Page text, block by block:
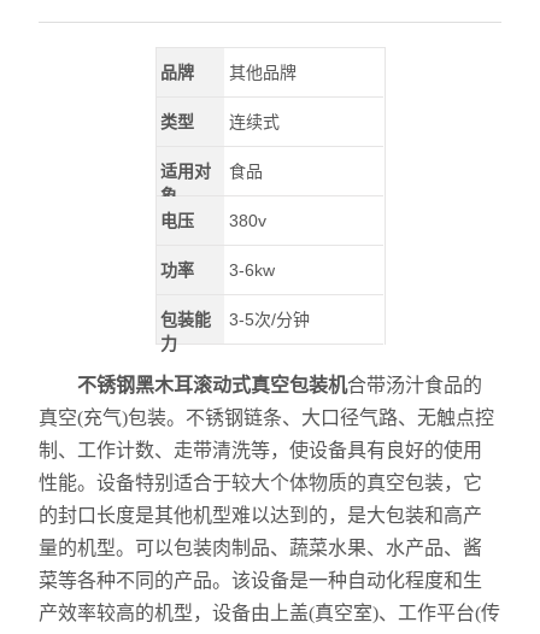
品牌 其他品牌
类型 连续式
适用对
象
食品
电压 380v
功率 3-6kw
包装能
力
3-5次/分钟
不锈钢黑木耳滚动式真空包装机合带汤汁食品的
真空(充气)包装。不锈钢链条、大口径气路、无触点控
制、工作计数、走带清洗等，使设备具有良好的使用
性能。设备特别适合于较大个体物质的真空包装，它
的封口长度是其他机型难以达到的，是大包装和高产
量的机型。可以包装肉制品、蔬菜水果、水产品、酱
菜等各种不同的产品。该设备是一种自动化程度和生
产效率较高的机型，设备由上盖(真空室)、工作平台(传